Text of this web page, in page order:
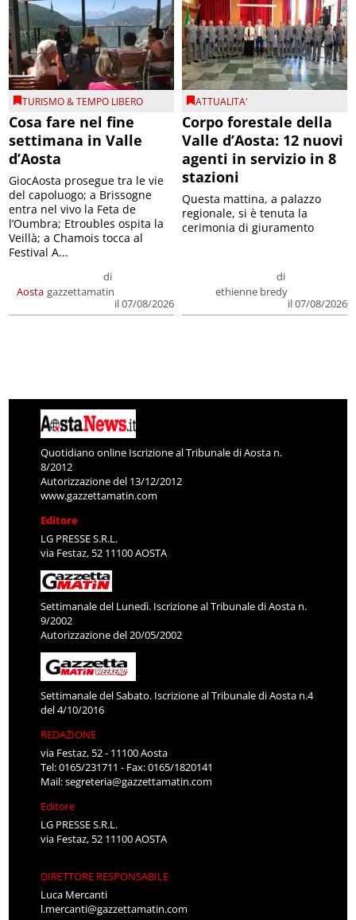
TURISMO & TEMPO LIBERO
Cosa fare nel fine
settimana in Valle
d’Aosta
Aosta
di
gazzettamatin
il 07/08/2026
GiocAosta prosegue tra le vie
del capoluogo; a Brissogne
entra nel vivo la Feta de
l’Oumbra; Etroubles ospita la
Veillà; a Chamois tocca al
Festival A...
ATTUALITA'
Corpo forestale della
Valle d’Aosta: 12 nuovi
agenti in servizio in 8
stazioni
di
ethienne bredy
il 07/08/2026
Questa mattina, a palazzo
regionale, si è tenuta la
cerimonia di giuramento
Quotidiano online Iscrizione al Tribunale di Aosta n.
8/2012
Autorizzazione del 13/12/2012
www.gazzettamatin.com
Editore
LG PRESSE S.R.L.
via Festaz, 52 11100 AOSTA
Settimanale del Lunedì. Iscrizione al Tribunale di Aosta n.
9/2002
Autorizzazione del 20/05/2002
Settimanale del Sabato. Iscrizione al Tribunale di Aosta n.4
del 4/10/2016
REDAZIONE
via Festaz, 52 - 11100 Aosta
Tel: 0165/231711 - Fax: 0165/1820141
Mail:segreteria@gazzettamatin.com
Editore
LG PRESSE S.R.L.
via Festaz, 52 11100 AOSTA
DIRETTORE RESPONSABILE
Luca Mercanti
l.mercanti@gazzettamatin.com